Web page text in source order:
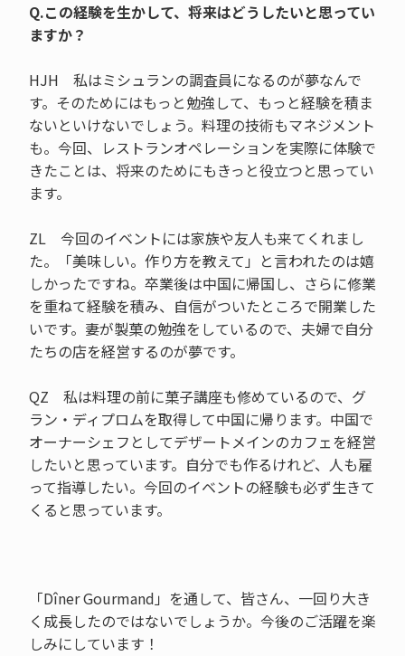
Q.この経験を生かして、将来はどうしたいと思ってい
ますか？
HJH 私はミシュランの調査員になるのが夢なんで
す。そのためにはもっと勉強して、もっと経験を積ま
ないといけないでしょう。料理の技術もマネジメント
も。今回、レストランオペレーションを実際に体験で
きたことは、将来のためにもきっと役立つと思ってい
ます。
ZL 今回のイベントには家族や友人も来てくれまし
た。「美味しい。作り方を教えて」と言われたのは嬉
しかったですね。卒業後は中国に帰国し、さらに修業
を重ねて経験を積み、自信がついたところで開業した
いです。妻が製菓の勉強をしているので、夫婦で自分
たちの店を経営するのが夢です。
QZ 私は料理の前に菓子講座も修めているので、グ
ラン・ディプロムを取得して中国に帰ります。中国で
オーナーシェフとしてデザートメインのカフェを経営
したいと思っています。自分でも作るけれど、人も雇
って指導したい。今回のイベントの経験も必ず生きて
くると思っています。
「Dîner Gourmand」を通して、皆さん、一回り大き
く成長したのではないでしょうか。今後のご活躍を楽
しみにしています！